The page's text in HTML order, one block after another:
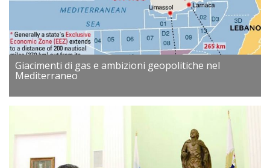
Giacimenti di gas e ambizioni geopolitiche nel
Mediterraneo